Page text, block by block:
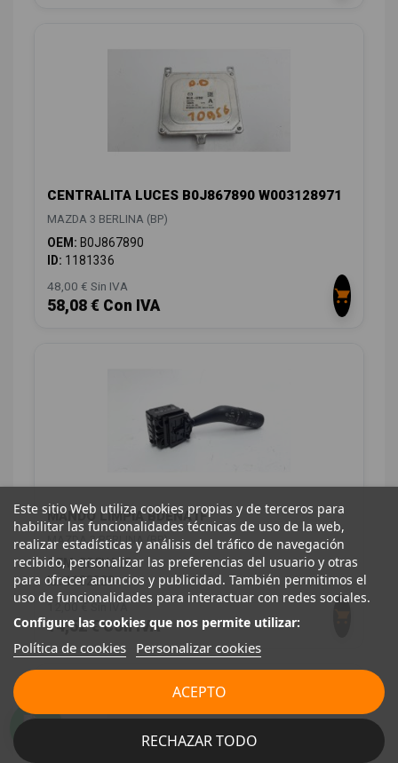
CENTRALITA LUCES B0J867890 W003128971
MAZDA 3 BERLINA (BP)
OEM: B0J867890
ID: 1181336
48,00 € Sin IVA
58,08 € Con IVA
MANDO LIMPIA BDENA1F
MAZDA 3 BERLINA (BP)
OEM:BDENA1F
ID:1182828
12,00 € Sin IVA
14,52 € Con IVA
Este sitio Web utiliza cookies propias y de terceros para
habilitar las funcionalidades técnicas de uso de la web,
realizar estadísticas y análisis del tráfico de navegación
recibido, personalizar las preferencias del usuario y otras
para ofrecer anuncios y publicidad. También permitimos el
uso de funcionalidades para interactuar con redes sociales.
Configure las cookies que nos permite utilizar:
Política de cookies Personalizar cookies
RECHAZAR TODO
ACEPTO